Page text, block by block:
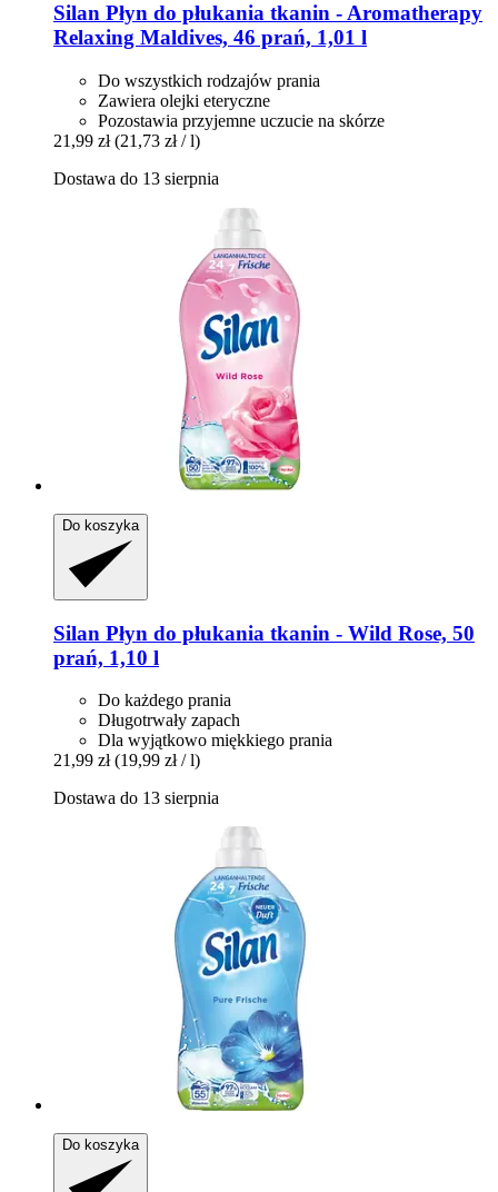
Silan Płyn do płukania tkanin -​ Aromatherapy
Relaxing Maldives, 46 prań, 1,01 l
Do wszystkich rodzajów prania
Zawiera olejki eteryczne
Pozostawia przyjemne uczucie na skórze
21,99 zł (21,73 zł / l)
Dostawa do 13 sierpnia
Do koszyka
Silan Płyn do płukania tkanin -​ Wild Rose, 50
prań, 1,10 l
Do każdego prania
Długotrwały zapach
Dla wyjątkowo miękkiego prania
21,99 zł (19,99 zł / l)
Dostawa do 13 sierpnia
Do koszyka